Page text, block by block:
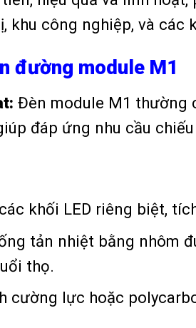
khu công nghiệp, và các
đường module M1
Đèn module M1 thường
đáp ứng nhu cầu
khối LED riêng biệt,
tản nhiệt bằng nhôm
thọ.
cường lực hoặc